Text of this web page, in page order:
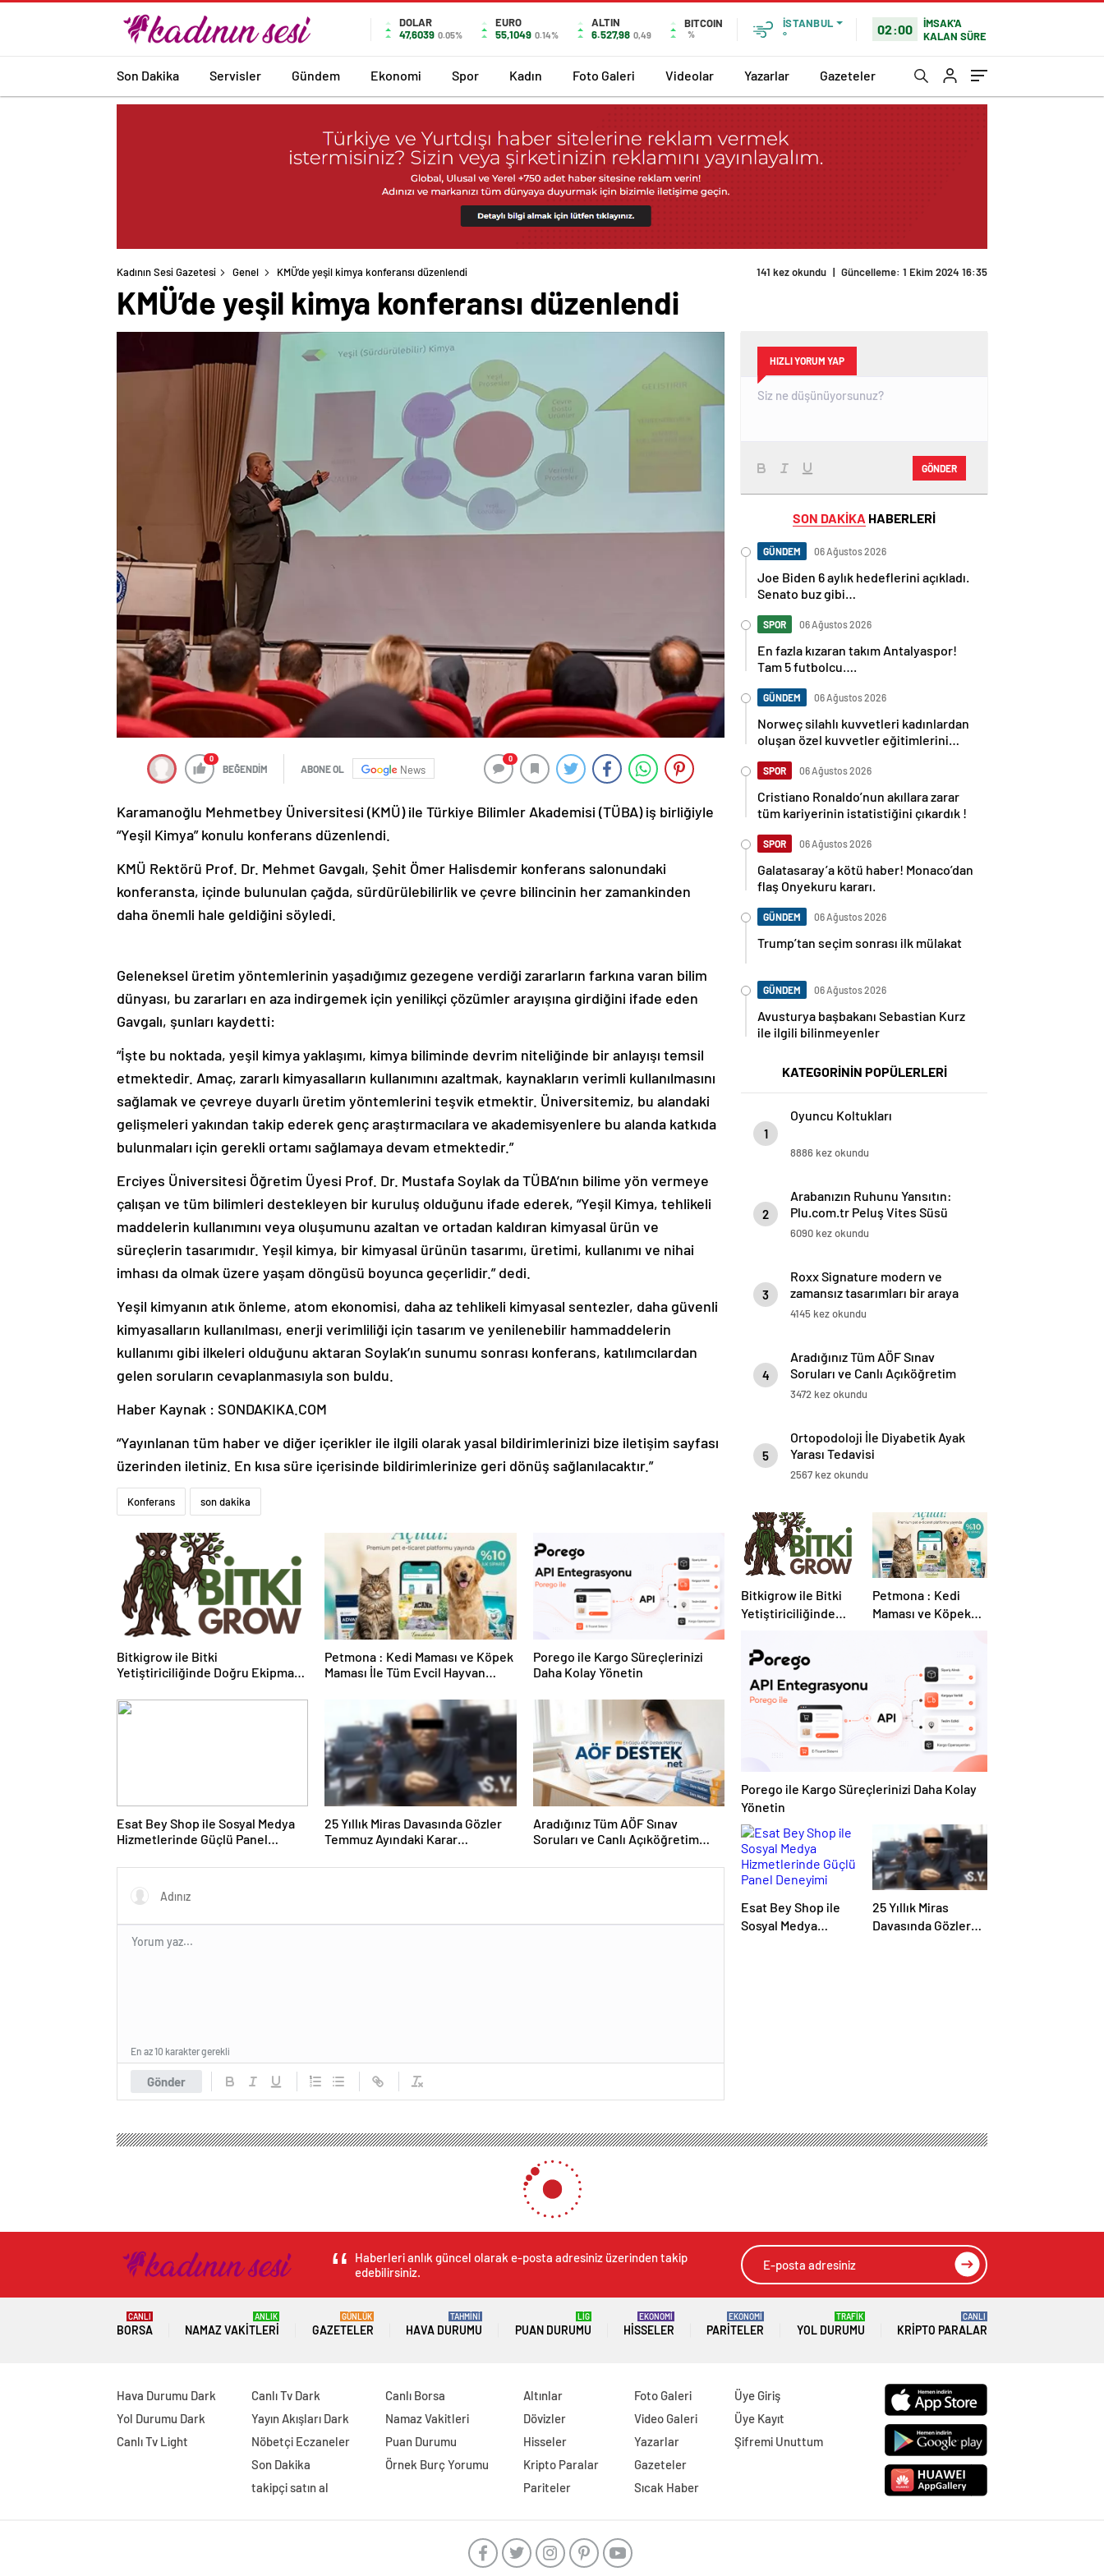
DOLAR
47,6039 0.05%
EURO
55,1049 0.14%
ALTIN
6.527,98 0,49
BITCOIN
%
İSTANBUL
°
02:00
İMSAK'A
KALAN SÜRE
Son Dakika Servisler Gündem Ekonomi Spor Kadın Foto Galeri Videolar Yazarlar Gazeteler
Kadının Sesi Gazetesi Genel KMÜ’de yeşil kimya konferansı düzenlendi 141 kez okundu | Güncelleme: 1 Ekim 2024 16:35
KMÜ’de yeşil kimya konferansı düzenlendi
0
BEĞENDİM ABONE OL News
0
Karamanoğlu Mehmetbey Üniversitesi (KMÜ) ile Türkiye Bilimler Akademisi (TÜBA) iş birliğiyle
“Yeşil Kimya” konulu konferans düzenlendi.
KMÜ Rektörü Prof. Dr. Mehmet Gavgalı, Şehit Ömer Halisdemir konferans salonundaki
konferansta, içinde bulunulan çağda, sürdürülebilirlik ve çevre bilincinin her zamankinden
daha önemli hale geldiğini söyledi.
Geleneksel üretim yöntemlerinin yaşadığımız gezegene verdiği zararların farkına varan bilim
dünyası, bu zararları en aza indirgemek için yenilikçi çözümler arayışına girdiğini ifade eden
Gavgalı, şunları kaydetti:
“İşte bu noktada, yeşil kimya yaklaşımı, kimya biliminde devrim niteliğinde bir anlayışı temsil
etmektedir. Amaç, zararlı kimyasalların kullanımını azaltmak, kaynakların verimli kullanılmasını
sağlamak ve çevreye duyarlı üretim yöntemlerini teşvik etmektir. Üniversitemiz, bu alandaki
gelişmeleri yakından takip ederek genç araştırmacılara ve akademisyenlere bu alanda katkıda
bulunmaları için gerekli ortamı sağlamaya devam etmektedir.”
Erciyes Üniversitesi Öğretim Üyesi Prof. Dr. Mustafa Soylak da TÜBA’nın bilime yön vermeye
çalışan ve tüm bilimleri destekleyen bir kuruluş olduğunu ifade ederek, “Yeşil Kimya, tehlikeli
maddelerin kullanımını veya oluşumunu azaltan ve ortadan kaldıran kimyasal ürün ve
süreçlerin tasarımıdır. Yeşil kimya, bir kimyasal ürünün tasarımı, üretimi, kullanımı ve nihai
imhası da olmak üzere yaşam döngüsü boyunca geçerlidir.” dedi.
Yeşil kimyanın atık önleme, atom ekonomisi, daha az tehlikeli kimyasal sentezler, daha güvenli
kimyasalların kullanılması, enerji verimliliği için tasarım ve yenilenebilir hammaddelerin
kullanımı gibi ilkeleri olduğunu aktaran Soylak’ın sunumu sonrası konferans, katılımcılardan
gelen soruların cevaplanmasıyla son buldu.
Haber Kaynak : SONDAKIKA.COM
“Yayınlanan tüm haber ve diğer içerikler ile ilgili olarak yasal bildirimlerinizi bize iletişim sayfası
üzerinden iletiniz. En kısa süre içerisinde bildirimlerinize geri dönüş sağlanılacaktır.”
Konferans son dakika
Bitkigrow ile Bitki
Yetiştiriciliğinde Doğru Ekipman
Petmona : Kedi Maması ve Köpek
Maması İle Tüm Evcil Hayvan
Porego ile Kargo Süreçlerinizi
Daha Kolay Yönetin
Esat Bey Shop ile Sosyal Medya
Hizmetlerinde Güçlü Panel
25 Yıllık Miras Davasında Gözler
Temmuz Ayındaki Karar
Aradığınız Tüm AÖF Sınav
Soruları ve Canlı Açıköğretim
Gönder
En az 10 karakter gerekli
HIZLI YORUM YAP
GÖNDER
SON DAKİKA HABERLERİ
GÜNDEM 06 Ağustos 2026
Joe Biden 6 aylık hedeflerini açıkladı.
Senato buz gibi…
SPOR 06 Ağustos 2026
En fazla kızaran takım Antalyaspor!
Tam 5 futbolcu….
GÜNDEM 06 Ağustos 2026
Norweç silahlı kuvvetleri kadınlardan
oluşan özel kuvvetler eğitimlerini
SPOR 06 Ağustos 2026
Cristiano Ronaldo’nun akıllara zarar
tüm kariyerinin istatistiğini çıkardık !
SPOR 06 Ağustos 2026
Galatasaray’a kötü haber! Monaco’dan
flaş Onyekuru kararı.
GÜNDEM 06 Ağustos 2026
Trump’tan seçim sonrası ilk mülakat
GÜNDEM 06 Ağustos 2026
Avusturya başbakanı Sebastian Kurz
ile ilgili bilinmeyenler
KATEGORİNİN POPÜLERLERİ
1
Oyuncu Koltukları
8886 kez okundu
2
Arabanızın Ruhunu Yansıtın:
Plu.com.tr Peluş Vites Süsü
Modelleri
6090 kez okundu
3
Roxx Signature modern ve
zamansız tasarımları bir araya
getiriyor
4145 kez okundu
4
Aradığınız Tüm AÖF Sınav
Soruları ve Canlı Açıköğretim
Forumu Burada
3472 kez okundu
5
Ortopodoloji İle Diyabetik Ayak
Yarası Tedavisi
2567 kez okundu
Bitkigrow ile Bitki
Yetiştiriciliğinde
Ürün Seçimi
Petmona : Kedi
Maması ve Köpek
Porego ile Kargo Süreçlerinizi Daha Kolay
Yönetin
Esat Bey Shop ile
Sosyal Medya
25 Yıllık Miras
Davasında Gözler
Haberleri anlık güncel olarak e-posta adresiniz üzerinden takip
edebilirsiniz.
BORSA
CANLI
NAMAZ VAKITLERI
ANLIK
GAZETELER
GÜNLÜK
HAVA DURUMU
TAHMİNİ
PUAN DURUMU
LİG
HISSELER
EKONOMİ
PARITELER
EKONOMİ
YOL DURUMU
TRAFİK
KRIPTO PARALAR
CANLI
Hava Durumu Dark
Yol Durumu Dark
Canlı Tv Light
Canlı Tv Dark
Yayın Akışları Dark
Nöbetçi Eczaneler
Son Dakika
takipçi satın al
Canlı Borsa
Namaz Vakitleri
Puan Durumu
Örnek Burç Yorumu
Altınlar
Dövizler
Hisseler
Kripto Paralar
Pariteler
Foto Galeri
Video Galeri
Yazarlar
Gazeteler
Sıcak Haber
Üye Giriş
Üye Kayıt
Şifremi Unuttum